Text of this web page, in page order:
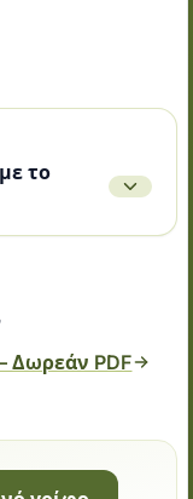
το
Δωρεάν PDF